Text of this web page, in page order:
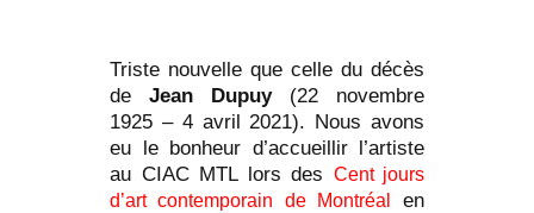
Triste nouvelle que celle du décès
de Jean Dupuy (22 novembre
1925 – 4 avril 2021). Nous avons
eu le bonheur d’accueillir l’artiste
au CIAC MTL lors des Cent jours
d’art contemporain de Montréal
en